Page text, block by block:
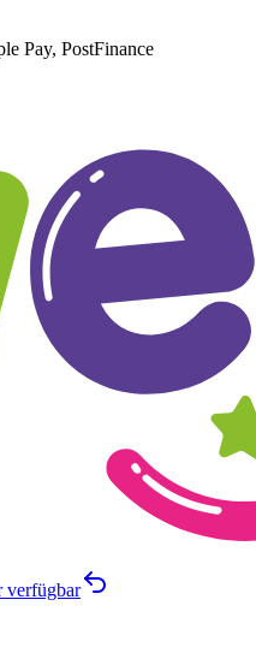
Pay, PostFinance
verfügbar